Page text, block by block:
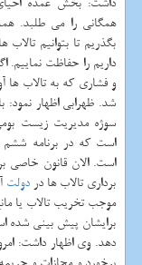
همگانی را می طلبد.
بگذریم تا بتوانیم
داریم را حفاظت نماییم.
و فشاری كه به تالاب ها
شد. ظهرابی اظهار نمود:
سوژه مدیریت زیست
است كه در برنامه
است. الان قانون خاصی
برداری تالاب ها دردولت
موجب تخریب تالاب یا
برایشان پیش بینی شده
دهد. وی اظهار داشت: